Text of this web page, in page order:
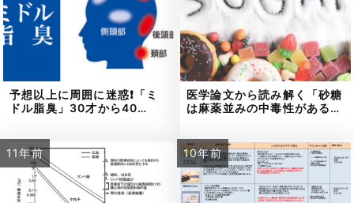
予想以上に周囲に迷惑❗「ミ
ドル脂臭」30才から40…
医学論文から読み解く「砂糖
は麻薬並みの中毒性がある…
11年前 10年前